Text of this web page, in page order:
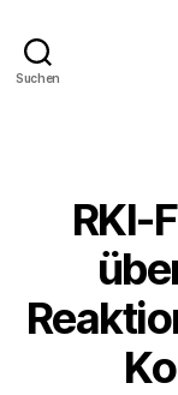
Suchen
RKI-